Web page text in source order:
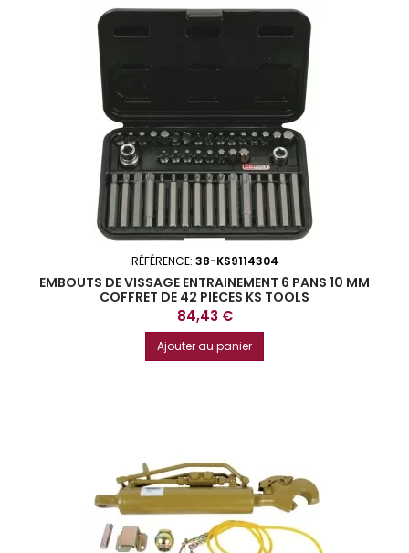
RÉFÉRENCE: 38-KS9114304
EMBOUTS DE VISSAGE ENTRAINEMENT 6 PANS 10 MM
COFFRET DE 42 PIECES KS TOOLS
Prix
84,43 €
Ajouter au panier